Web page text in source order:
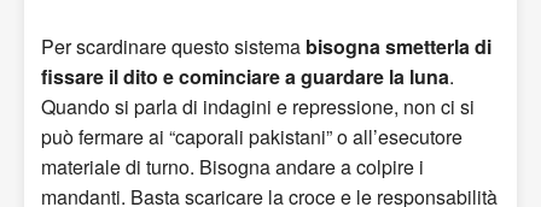
Per scardinare questo sistema bisogna smetterla di
fissare il dito e cominciare a guardare la luna.
Quando si parla di indagini e repressione, non ci si
può fermare ai “caporali pakistani” o all’esecutore
materiale di turno. Bisogna andare a colpire i
mandanti. Basta scaricare la croce e le responsabilità